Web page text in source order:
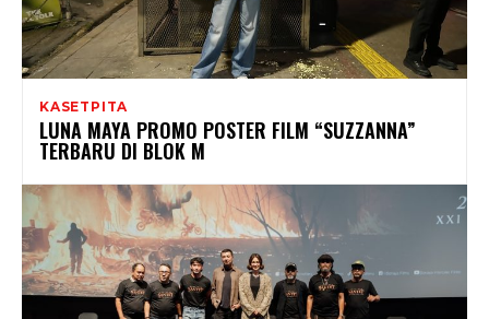
KASETPITA
LUNA MAYA PROMO POSTER FILM “SUZZANNA”
TERBARU DI BLOK M